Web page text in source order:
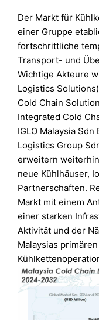
Der Markt für
einer Gruppe
fortschrittliche
Transport- und
Wichtige Akteure
Logistics
Cold Chain
Integrated Cold
IGLO Malaysia
Logistics Group
erweitern
neue Kühlhäuser,
Partnerschaften.
Markt mit einem
einer starken
Aktivität und der
Malaysias